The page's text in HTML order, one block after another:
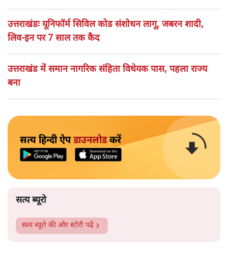
उत्तराखंडः यूनिफॉर्म सिविल कोड संशोधन लागू, जबरन शादी,
लिव-इन पर 7 साल तक कैद
उत्तराखंड में समान नागरिक संहिता विधेयक पास, पहला राज्य
बना
सत्य हिन्दी ऐपडाउनलोडकरें
सत्य ब्यूरो
सत्य ब्यूरो की और स्टोरी पढ़ें